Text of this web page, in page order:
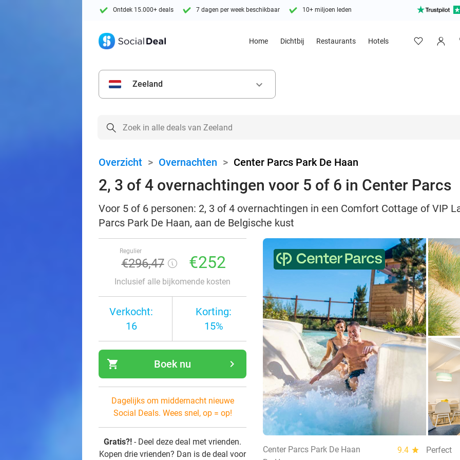
Ontdek 15.000+ deals 7 dagen per week beschikbaar 10+ miljoen leden
Home Dichtbij Restaurants Hotels
Zeeland keyboard_arrow_down
Overzicht > Overnachten > Center Parcs Park De Haan
2, 3 of 4 overnachtingen voor 5 of 6 in Center Parcs
Voor 5 of 6 personen: 2, 3 of 4 overnachtingen in een Comfort Cottage of VIP
Parcs Park De Haan, aan de Belgische kust
Regulier
€296,47 €252
Inclusief alle bijkomende kosten
Verkocht:
16
Korting:
15%
shopping_cart navigate_next
Boek nu
Dagelijks om middernacht nieuwe
Social Deals. Wees snel, op = op!
Gratis?! - Deel deze deal met vrienden.
Kopen drie vrienden? Dan is de deal voor
Center Parcs Park De Haan 9.4 star
Perfect